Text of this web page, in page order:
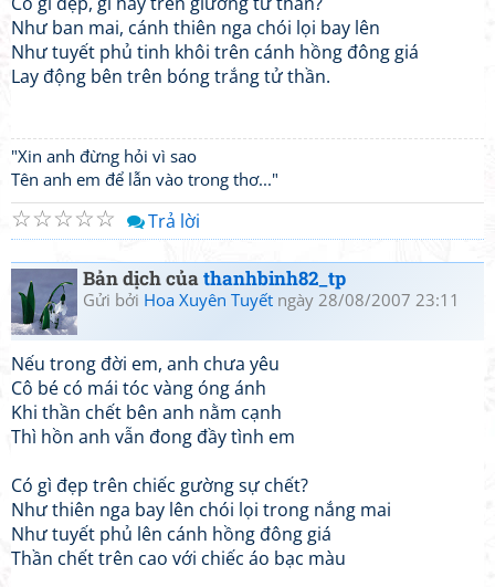
Như ban mai, cánh thiên nga chói lọi bay lên
Như tuyết phủ tinh khôi trên cánh hồng đông giá
Lay động bên trên bóng trắng tử thần.
"Xin anh đừng hỏi vì sao
Tên anh em để lẫn vào trong thơ..."
☆
☆
☆
☆
☆ Trả lời
Bản dịch củathanhbinh82_tp
Gửi bởi Hoa Xuyên Tuyết ngày 28/08/2007 23:11
Nếu trong đời em, anh chưa yêu
Cô bé có mái tóc vàng óng ánh
Khi thần chết bên anh nằm cạnh
Thì hồn anh vẫn đong đầy tình em
Có gì đẹp trên chiếc gường sự chết?
Như thiên nga bay lên chói lọi trong nắng mai
Như tuyết phủ lên cánh hồng đông giá
Thần chết trên cao với chiếc áo bạc màu